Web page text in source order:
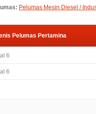
Pelumas Mesin Diesel /
Pelumas Pertamina
6
6